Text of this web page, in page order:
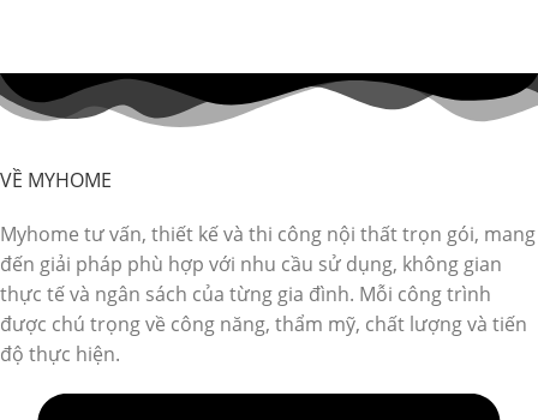
VỀ MYHOME
Myhome tư vấn, thiết kế và thi công nội thất trọn gói, mang
đến giải pháp phù hợp với nhu cầu sử dụng, không gian
thực tế và ngân sách của từng gia đình. Mỗi công trình
được chú trọng về công năng, thẩm mỹ, chất lượng và tiến
độ thực hiện.